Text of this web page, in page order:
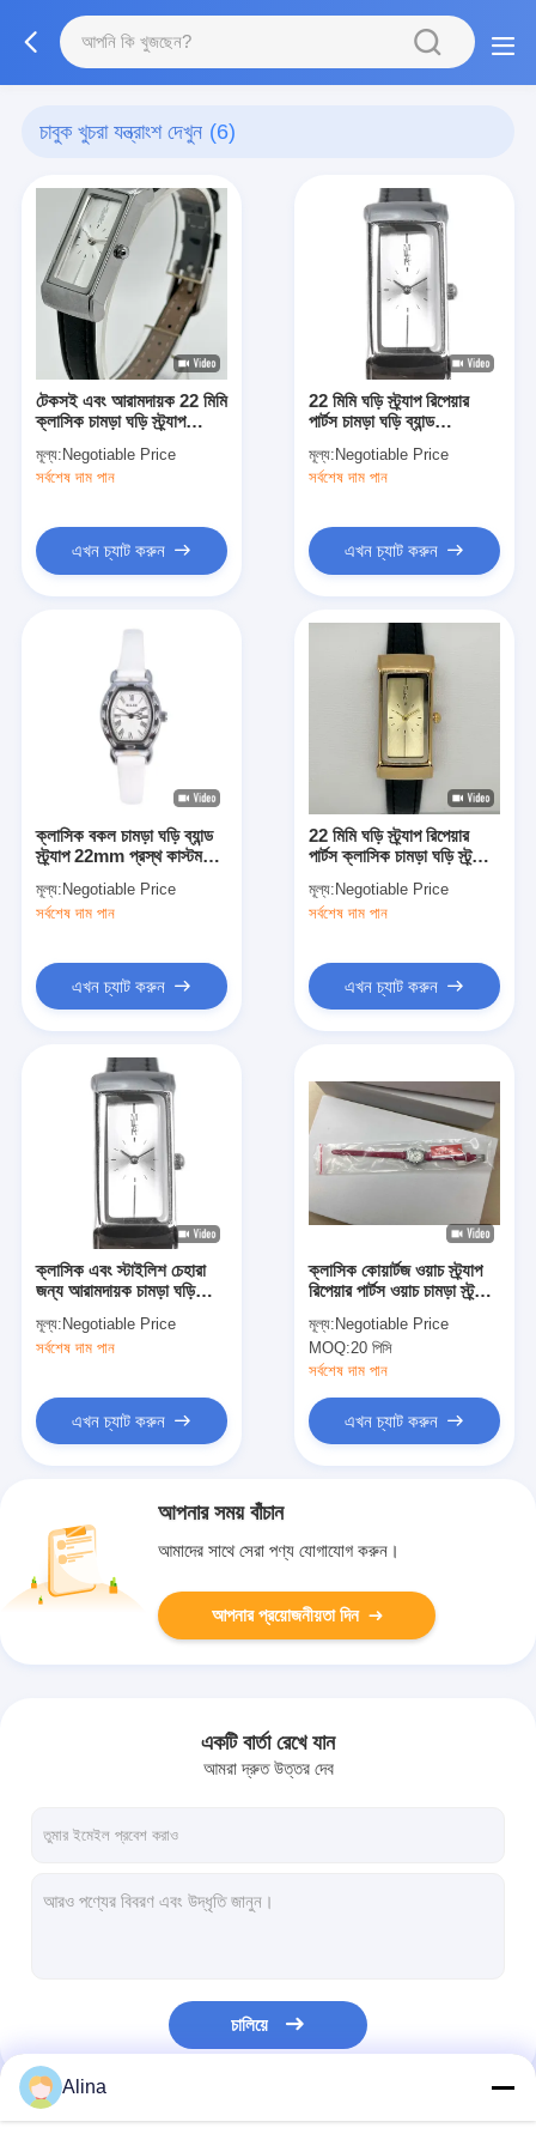
চাবুক খুচরা যন্ত্রাংশ দেখুন (6)
টেকসই এবং আরামদায়ক 22 মিমি
ক্লাসিক চামড়া ঘড়ি স্ট্র্যাপ
মূল্য: Negotiable Price
সর্বশেষ দাম পান
এখন চ্যাট করুন
22 মিমি ঘড়ি স্ট্র্যাপ রিপেয়ার
পার্টস চামড়া ঘড়ি ব্যান্ড
সঙ্গে
মূল্য: Negotiable Price
সর্বশেষ দাম পান
এখন চ্যাট করুন
ক্লাসিক বকল চামড়া ঘড়ি ব্যান্ড
স্ট্র্যাপ 22mm প্রস্থ কাস্টম
মূল্য: Negotiable Price
সর্বশেষ দাম পান
এখন চ্যাট করুন
22 মিমি ঘড়ি স্ট্র্যাপ রিপেয়ার
পার্টস ক্লাসিক চামড়া ঘড়ি স্ট্র্যাপ
মূল্য: Negotiable Price
সর্বশেষ দাম পান
এখন চ্যাট করুন
ক্লাসিক এবং স্টাইলিশ চেহারা
জন্য আরামদায়ক চামড়া ঘড়ি
মূল্য: Negotiable Price
সর্বশেষ দাম পান
এখন চ্যাট করুন
ক্লাসিক কোয়ার্টজ ওয়াচ স্ট্র্যাপ
রিপেয়ার পার্টস ওয়াচ চামড়া স্ট্র্যাপ
মূল্য: Negotiable Price
MOQ:20 পিসি
সর্বশেষ দাম পান
এখন চ্যাট করুন
আপনার সময় বাঁচান
আমাদের সাথে সেরা পণ্য যোগাযোগ করুন।
আপনার প্রয়োজনীয়তা দিন
একটি বার্তা রেখে যান
আমরা দ্রুত উত্তর দেব
চালিয়ে
আমাদের বিভাগসমূহ
Alina